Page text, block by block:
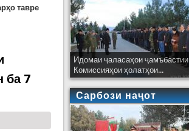
тавре
ба 7
Идомаи ҷаласаҳои ҷамъбастии
Комиссияҳои ҳолатҳои...
Сарбози наҷот